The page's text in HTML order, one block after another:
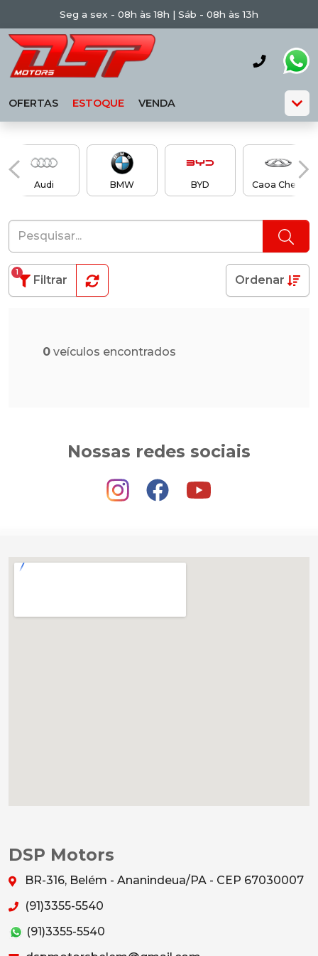
Seg a sex - 08h às 18h | Sáb - 08h às 13h
OFERTAS ESTOQUE VENDA
Audi BMW BYD Caoa Chery
Filtrar
1
Ordenar
0 veículos encontrados
Nossas redes sociais
DSP Motors
BR-316, Belém - Ananindeua/PA - CEP 67030007
(91)3355-5540
(91)3355-5540